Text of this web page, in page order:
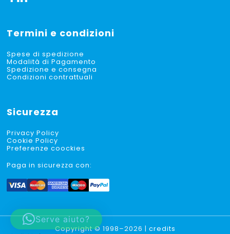
Termini e condizioni
Spese di spedizione
Modalità di Pagamento
Spedizione e consegna
Condizioni contrattuali
Sicurezza
Privacy Policy
Cookie Policy
Preferenze coockies
Paga in sicurezza con:
Copyright © 1998–2026 | credits
Serve aiuto?